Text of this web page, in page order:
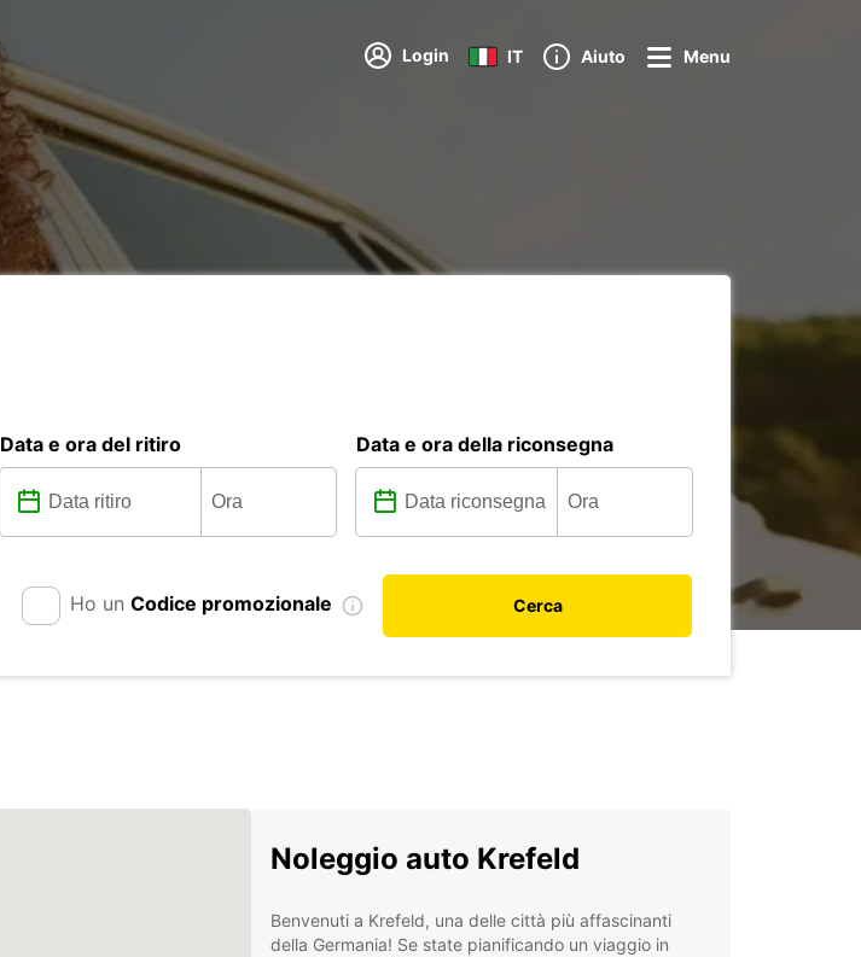
Login IT Aiuto Menu
Data e ora del ritiro Data e ora della riconsegna
Ho un Codice promozionale Cerca
Noleggio auto Krefeld
Benvenuti a Krefeld, una delle città più affascinanti
della Germania! Se state pianificando un viaggio in